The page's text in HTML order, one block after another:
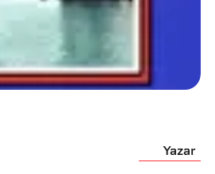
Yazar